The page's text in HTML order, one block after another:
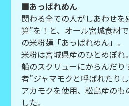
■あっぱれめん
関わる全ての人がしあわせを
算”を！と、オール宮城食材
の米粉麺「あっぱれめん」。
米粉は宮城県産のひとめぼれ
船のスクリューにからんだり
者”ジャマモクと呼ばれたり
アカモクを使用、松島産のも
した。